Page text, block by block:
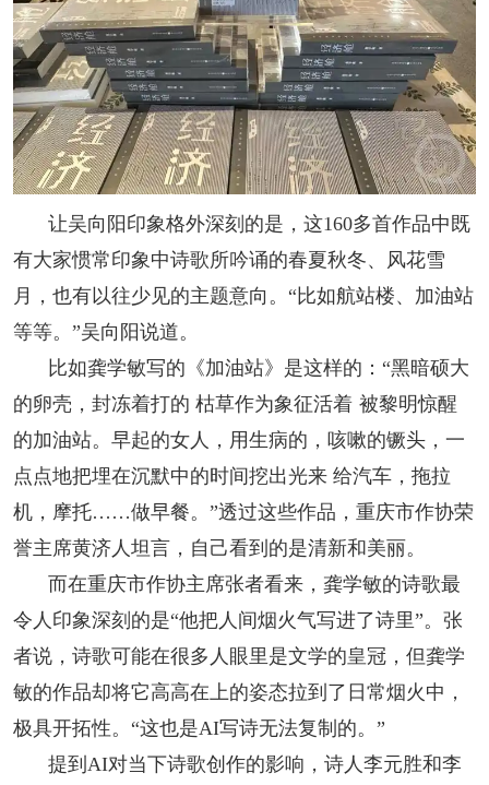
让吴向阳印象格外深刻的是，这160多首作品中既
有大家惯常印象中诗歌所吟诵的春夏秋冬、风花雪
月，也有以往少见的主题意向。“比如航站楼、加油站
等等。”吴向阳说道。
比如龚学敏写的《加油站》是这样的：“黑暗硕大
的卵壳，封冻着打的 枯草作为象征活着 被黎明惊醒
的加油站。早起的女人，用生病的，咳嗽的镢头，一
点点地把埋在沉默中的时间挖出光来 给汽车，拖拉
机，摩托……做早餐。”透过这些作品，重庆市作协荣
誉主席黄济人坦言，自己看到的是清新和美丽。
而在重庆市作协主席张者看来，龚学敏的诗歌最
令人印象深刻的是“他把人间烟火气写进了诗里”。张
者说，诗歌可能在很多人眼里是文学的皇冠，但龚学
敏的作品却将它高高在上的姿态拉到了日常烟火中，
极具开拓性。“这也是AI写诗无法复制的。”
提到AI对当下诗歌创作的影响，诗人李元胜和李